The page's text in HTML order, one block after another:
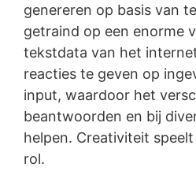
genereren op basis van
getraind op een enorme
tekstdata van het
reacties te geven op
input, waardoor het
beantwoorden en bij
helpen. Creativiteit
rol.